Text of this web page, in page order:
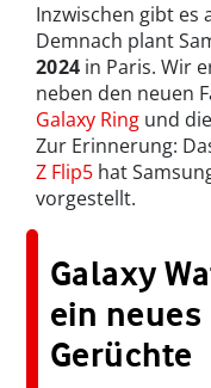
Inzwischen gibt es
Demnach plant
2024 in Paris. Wir
neben den neuen
Galaxy Ring und
Zur Erinnerung:
Z Flip5 hat
vorgestellt.
Galaxy
ein neues
Gerüchte